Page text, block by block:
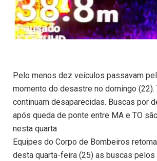
Pelo menos dez veículos passavam
momento do desastre no domingo
continuam desaparecidas. Buscas por
após queda de ponte entre MA e TO
nesta quarta
Equipes do Corpo de Bombeiros
desta quarta-feira (25) as buscas pelos